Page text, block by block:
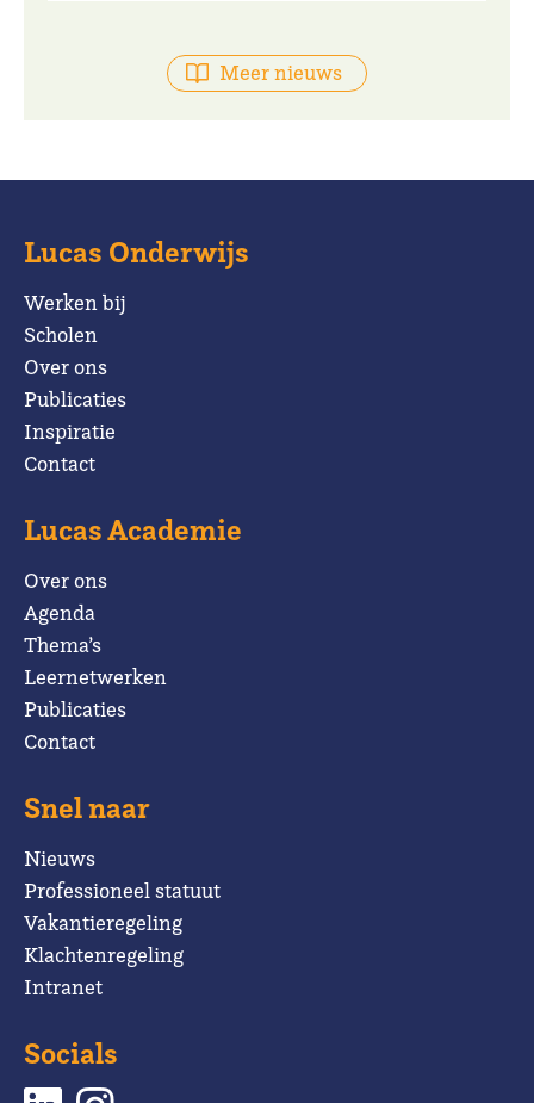
Meer nieuws
Lucas Onderwijs
Werken bij
Scholen
Over ons
Publicaties
Inspiratie
Contact
Lucas Academie
Over ons
Agenda
Thema’s
Leernetwerken
Publicaties
Contact
Snel naar
Nieuws
Professioneel statuut
Vakantieregeling
Klachtenregeling
Intranet
Socials